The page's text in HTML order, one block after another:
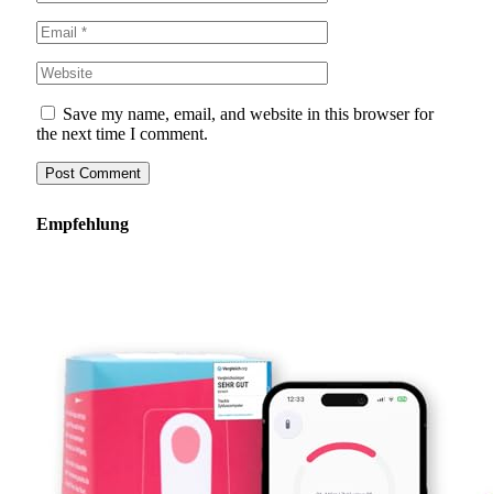
Save my name, email, and website in this browser for
the next time I comment.
Empfehlung